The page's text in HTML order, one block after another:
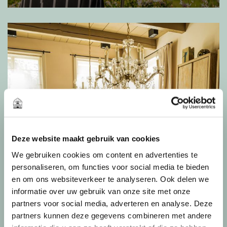
Deze website maakt gebruik van cookies
We gebruiken cookies om content en advertenties te
personaliseren, om functies voor social media te bieden
en om ons websiteverkeer te analyseren. Ook delen we
informatie over uw gebruik van onze site met onze
partners voor social media, adverteren en analyse. Deze
partners kunnen deze gegevens combineren met andere
Begane grond:
Via de zonnige, verzorgd aangelegde voortuin
bereikt u de entree van de woning. In de ruime
hal bevinden zich het toilet met fonteintje, de
meterkast en de doorgang naar de inpandige
fietsen of als extra opslagruimte. Vanuit deze
centrale hal komt u in de dichte keuken aan de
voorzijde van de woning.
De keuken is voorzien van diverse
inbouwapparatuur, waaronder een 6-pits Boretti
Lees meer